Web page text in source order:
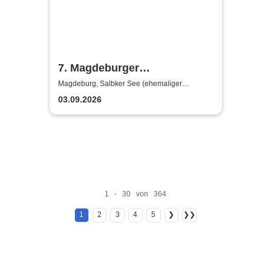
7. Magdeburger
Friedensfestival
Magdeburg, Salbker See (ehemaliger
Badestrand)
03.09.2026
1 - 30 von 364
1 2 3 4 5 ❯ ❯❯